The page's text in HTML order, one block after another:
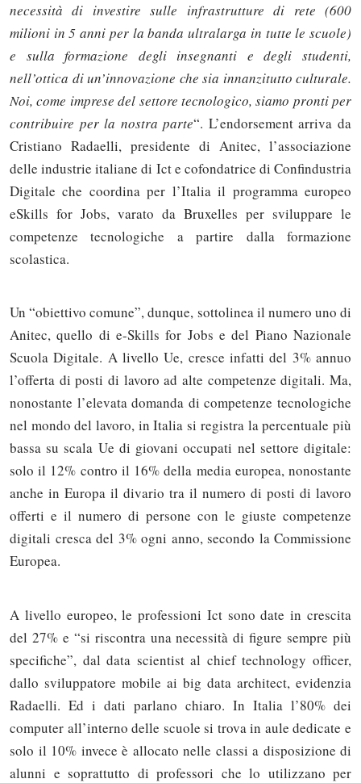
necessità di investire sulle infrastrutture di rete (600
milioni in 5 anni per la banda ultralarga in tutte le scuole)
e sulla formazione degli insegnanti e degli studenti,
nell’ottica di un’innovazione che sia innanzitutto culturale.
Noi, come imprese del settore tecnologico, siamo pronti per
contribuire per la nostra parte“. L’endorsement arriva da
Cristiano Radaelli, presidente di Anitec, l’associazione
delle industrie italiane di Ict e cofondatrice di Confindustria
Digitale che coordina per l’Italia il programma europeo
eSkills for Jobs, varato da Bruxelles per sviluppare le
competenze tecnologiche a partire dalla formazione
scolastica.
Un “obiettivo comune”, dunque, sottolinea il numero uno di
Anitec, quello di e-Skills for Jobs e del Piano Nazionale
Scuola Digitale. A livello Ue, cresce infatti del 3% annuo
l’offerta di posti di lavoro ad alte competenze digitali. Ma,
nonostante l’elevata domanda di competenze tecnologiche
nel mondo del lavoro, in Italia si registra la percentuale più
bassa su scala Ue di giovani occupati nel settore digitale:
solo il 12% contro il 16% della media europea, nonostante
anche in Europa il divario tra il numero di posti di lavoro
offerti e il numero di persone con le giuste competenze
digitali cresca del 3% ogni anno, secondo la Commissione
Europea.
A livello europeo, le professioni Ict sono date in crescita
del 27% e “si riscontra una necessità di figure sempre più
specifiche”, dal data scientist al chief technology officer,
dallo sviluppatore mobile ai big data architect, evidenzia
Radaelli. Ed i dati parlano chiaro. In Italia l’80% dei
computer all’interno delle scuole si trova in aule dedicate e
solo il 10% invece è allocato nelle classi a disposizione di
alunni e soprattutto di professori che lo utilizzano per